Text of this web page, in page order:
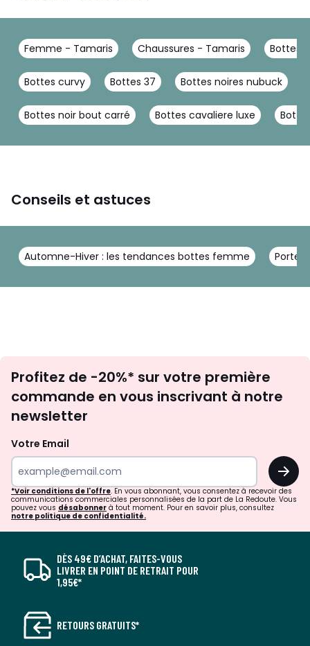
Femme - Tamaris Chaussures - Tamaris Bottes
Bottes curvy Bottes 37 Bottes noires nubuck
Bottes noir bout carré Bottes cavaliere luxe
Conseils et astuces
Automne-Hiver : les tendances bottes femme Porter
newsletter
Profitez de -20%* sur votre première
commande en vous inscrivant à notre
newsletter
Votre Email
OK
*Voir conditions de l'offre. En vous abonnant, vous consentez à recevoir des
communications commerciales personnalisées de la part de La Redoute. Vous
pouvez vous désabonner à tout moment. Pour en savoir plus, consultez
notre politique de confidentialité.
DÈS 49€ D’ACHAT, FAITES-VOUS
LIVRER EN POINT DE RETRAIT POUR
1,95€*
RETOURS GRATUITS*